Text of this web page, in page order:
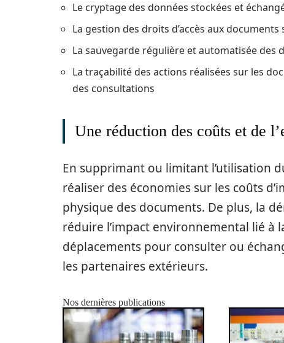
Le cryptage des données stockées et
La gestion des droits d’accès aux
La sauvegarde régulière et automatisée des
La traçabilité des actions réalisées sur les
des consultations
Une réduction des coûts et de
En supprimant ou limitant l’utilisation
réaliser des économies sur les coûts
physique des documents. De plus, la
réduire l’impact environnemental lié à
déplacements pour consulter ou
les partenaires extérieurs.
Nos dernières publications